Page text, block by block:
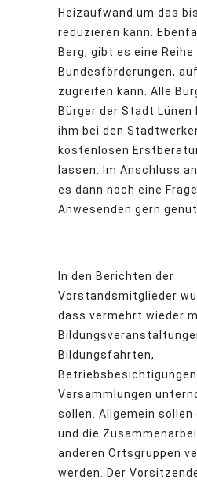
Heizaufwand um das
reduzieren kann.
Berg, gibt es eine Reihe
Bundesförderungen,
zugreifen kann. Alle
Bürger der Stadt Lünen
ihm bei den
kostenlosen
lassen. Im Anschluss
es dann noch eine
Anwesenden gern
In den Berichten der
Vorstandsmitglieder
dass vermehrt wieder
Bildungsfahrten,
Betriebsbesichtigungen
Versammlungen
sollen. Allgemein sollen
und die
anderen Ortsgruppen
werden. Der